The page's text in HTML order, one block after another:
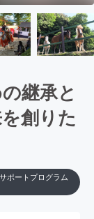
継承と
創りた
ポートプログラム